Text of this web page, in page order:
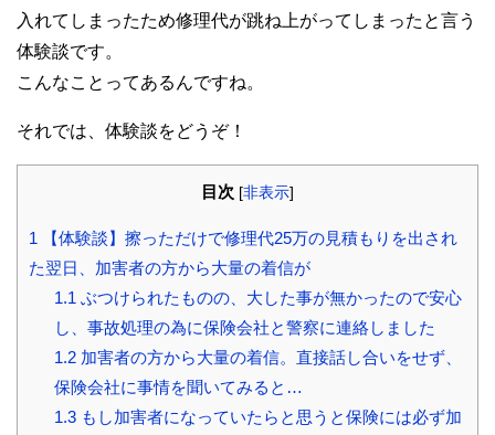
入れてしまったため修理代が跳ね上がってしまったと言う
体験談です。
こんなことってあるんですね。
それでは、体験談をどうぞ！
目次 [非表示]
1 【体験談】擦っただけで修理代25万の見積もりを出され
た翌日、加害者の方から大量の着信が
1.1 ぶつけられたものの、大した事が無かったので安心
し、事故処理の為に保険会社と警察に連絡しました
1.2加害者の方から大量の着信。直接話し合いをせず、
保険会社に事情を聞いてみると…
1.3もし加害者になっていたらと思うと保険には必ず加